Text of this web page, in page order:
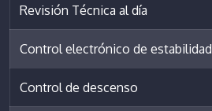
Revisión Técnica al día
Control electrónico de estabilidad
Control de descenso